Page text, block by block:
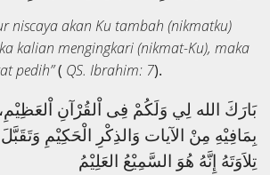
niscaya akan Ku tambah (nikmatku)
kalian mengingkari (nikmat-Ku), maka
pedih”( QS. Ibrahim: 7).
بَارَكَ الله لِي وَلَكُمْ فِى اْلقُرْآنِ
بِمَافِيْهِ مِنْ الآيات وَالذِكْرِ الْحَكِيْمِ
تِلاَوَتَهُ إِنَّهُ هُوَ السَّمِيْعُ العَلِيْمُ